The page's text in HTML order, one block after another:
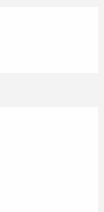
2026